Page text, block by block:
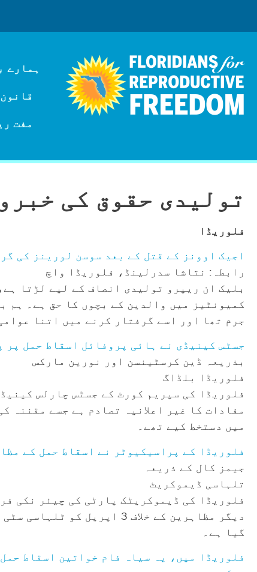
ہمارے
قانون
مفت
تولیدی حقوق کی
فلوریڈا
اجیک اوونز کے قتل کے بعد سوسن لورینز کی
رابطہ: نتاشا سدرلینڈ، فلوریڈا واچ
بلیک ان ریپرو تولیدی انصاف کے لیے لڑتا
کمیونٹیز میں والدین کے بچوں کا حق ہے۔ ہم
جرم تھا اور اسے گرفتار کرنے میں اتنا
جسٹس کینیڈی نے ہائی پروفائل اسقاط حمل
بذریعہ ڈین کرسٹینسن اور نورین مارکس
فلوریڈا بلڈاگ
فلوریڈا کی سپریم کورٹ کے جسٹس چارلس
مفادات کا غیر اعلانیہ تصادم ہے جسے مقننہ
میں دستخط کیے تھے۔
فلوریڈا کے پراسیکیوٹر نے اسقاط حمل کے
جیمز کال کے ذریعہ
تلہاسی ڈیموکریٹ
دیگر مظاہرین کے خلاف 3
گیا ہے۔
فلوریڈا میں، یہ سیاہ فام خواتین اسقاط